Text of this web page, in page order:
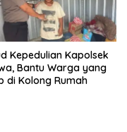
Kepedulian Kapolsek
Bantu Warga yang
di Kolong Rumah